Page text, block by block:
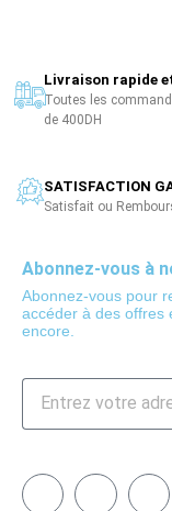
Livraison rapide
Toutes les
de 400DH
SATISFACTION
Satisfait ou
Abonnez-vous à
Abonnez-vous pour
accéder à des offres
encore.